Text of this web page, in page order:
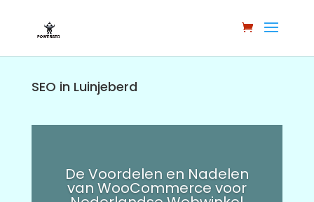
SEO in Luinjeberd
De Voordelen en Nadelen
van WooCommerce voor